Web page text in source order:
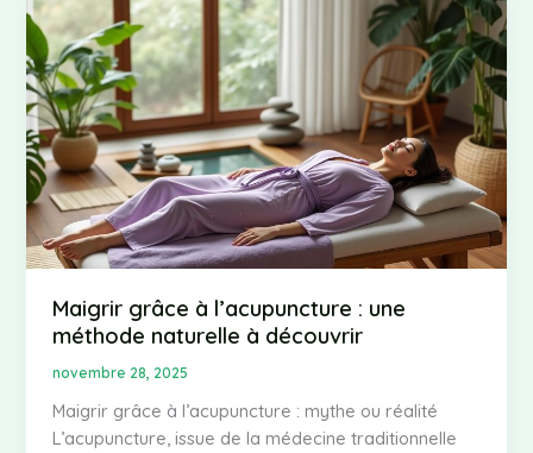
Maigrir grâce à l’acupuncture : une
méthode naturelle à découvrir
novembre 28, 2025
Maigrir grâce à l’acupuncture : mythe ou réalité
L’acupuncture, issue de la médecine traditionnelle